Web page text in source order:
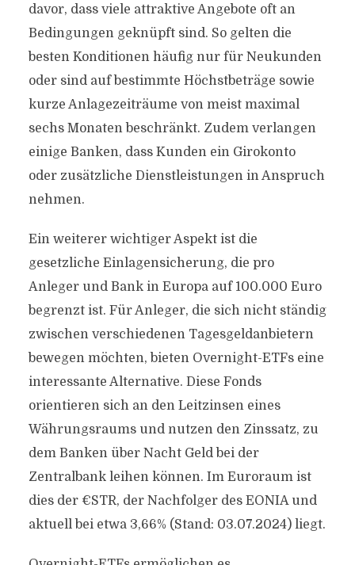
davor, dass viele attraktive Angebote oft an
Bedingungen geknüpft sind. So gelten die
besten Konditionen häufig nur für Neukunden
oder sind auf bestimmte Höchstbeträge sowie
kurze Anlagezeiträume von meist maximal
sechs Monaten beschränkt. Zudem verlangen
einige Banken, dass Kunden ein Girokonto
oder zusätzliche Dienstleistungen in Anspruch
nehmen.
Ein weiterer wichtiger Aspekt ist die
gesetzliche Einlagensicherung, die pro
Anleger und Bank in Europa auf 100.000 Euro
begrenzt ist. Für Anleger, die sich nicht ständig
zwischen verschiedenen Tagesgeldanbietern
bewegen möchten, bieten Overnight-ETFs eine
interessante Alternative. Diese Fonds
orientieren sich an den Leitzinsen eines
Währungsraums und nutzen den Zinssatz, zu
dem Banken über Nacht Geld bei der
Zentralbank leihen können. Im Euroraum ist
dies der €STR, der Nachfolger des EONIA und
aktuell bei etwa 3,66% (Stand: 03.07.2024) liegt.